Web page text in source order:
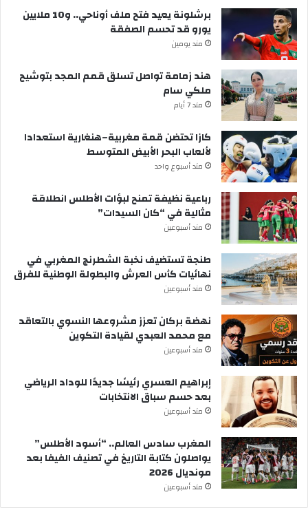
برشلونة يعيد فتح ملف أوناحي.. و10 ملايين
يورو قد تحسم الصفقة
مند يومين
هند زمامة تواصل تسلق قمم المجد بتوشيح
ملكي سام
مند 7 أيام
كازا تحتضن قمة مغربية–هنغارية استعدادا
لألعاب البحر الأبيض المتوسط
مند أسبوع واحد
رباعية نظيفة تمنح لبؤات الأطلس انطلاقة
مثالية في “كان السيدات”
مند أسبوعين
طنجة تستضيف نخبة الشطرنج المغربي في
نهائيات كأس العرش والبطولة الوطنية للفرق
مند أسبوعين
نهضة بركان تعزز مشروعها النسوي بالتعاقد
مع محمد العبدي لقيادة التكوين
مند أسبوعين
إبراهيم العسري رئيسًا جديدًا للوداد الرياضي
بعد حسم سباق الانتخابات
مند أسبوعين
المغرب سادس العالم.. “أسود الأطلس”
يواصلون كتابة التاريخ في تصنيف الفيفا بعد
مونديال 2026
مند أسبوعين